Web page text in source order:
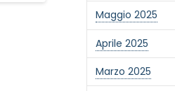
Maggio 2025
Aprile 2025
Marzo 2025